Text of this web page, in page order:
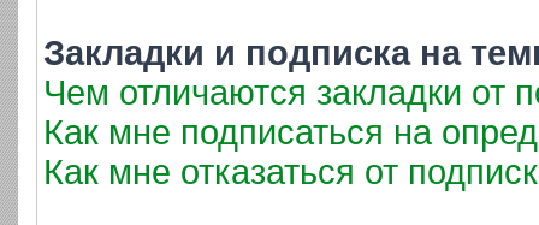
Закладки и подписка на
Чем отличаются закладки от
Как мне подписаться на
Как мне отказаться от